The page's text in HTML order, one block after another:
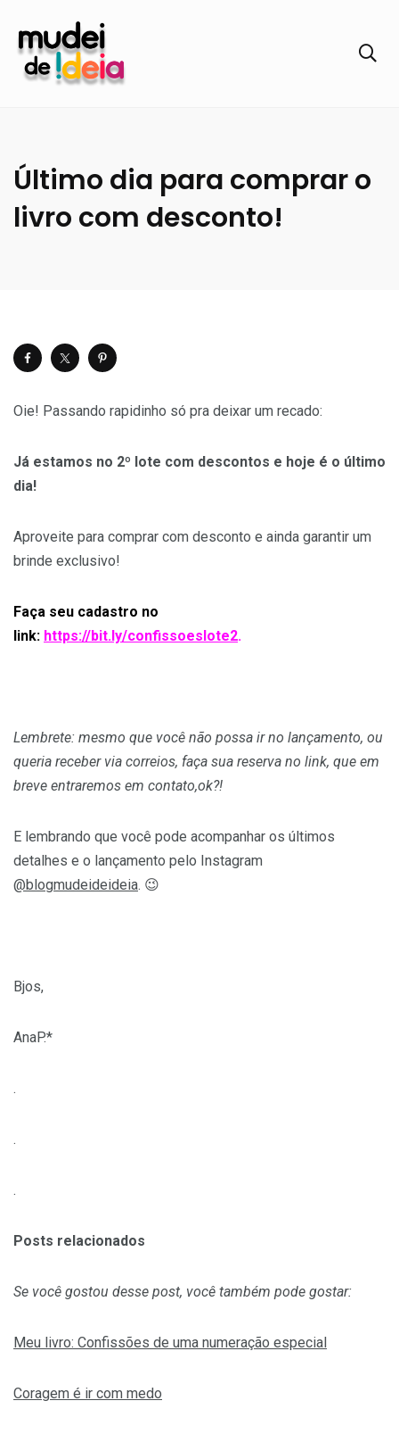
Último dia para comprar o
livro com desconto!
Oie! Passando rapidinho só pra deixar um recado:
Já estamos no 2º lote com descontos e hoje é o último
dia!
Aproveite para comprar com desconto e ainda garantir um
brinde exclusivo!
Faça seu cadastro no
link: https://bit.ly/confissoeslote2.
Lembrete: mesmo que você não possa ir no lançamento, ou
queria receber via correios, faça sua reserva no link, que em
breve entraremos em contato,ok?!
E lembrando que você pode acompanhar os últimos
detalhes e o lançamento pelo Instagram
@blogmudeideideia. 😉
Bjos,
AnaP.*
.
.
.
Posts relacionados
Se você gostou desse post, você também pode gostar:
Meu livro: Confissões de uma numeração especial
Coragem é ir com medo